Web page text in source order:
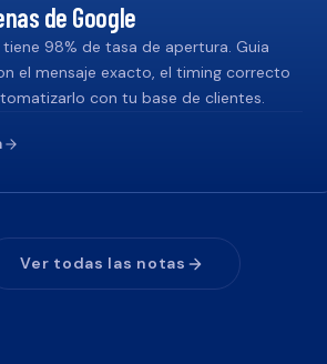
de Google
98% de tasa de apertura. Guia
el mensaje exacto, el timing correcto
con tu base de clientes.
Ver todas las notas